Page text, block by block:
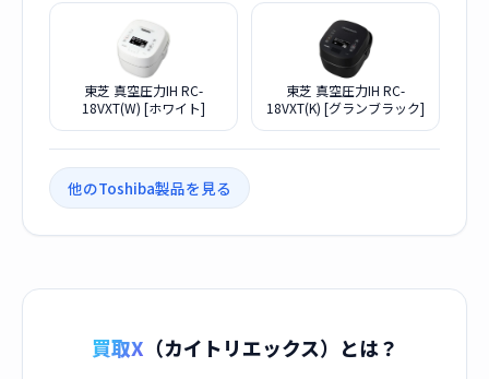
東芝 真空圧力IH RC-
18VXT(W) [ホワイト]
東芝 真空圧力IH RC-
18VXT(K) [グランブラック]
他のToshiba製品を見る
買取X （カイトリエックス）とは？